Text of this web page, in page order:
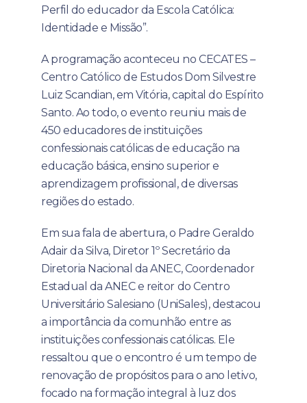
Perfil do educador da Escola Católica:
Identidade e Missão”.
A programação aconteceu no CECATES –
Centro Católico de Estudos Dom Silvestre
Luiz Scandian, em Vitória, capital do Espírito
Santo. Ao todo, o evento reuniu mais de
450 educadores de instituições
confessionais católicas de educação na
educação básica, ensino superior e
aprendizagem profissional, de diversas
regiões do estado.
Em sua fala de abertura, o Padre Geraldo
Adair da Silva, Diretor 1º Secretário da
Diretoria Nacional da ANEC, Coordenador
Estadual da ANEC e reitor do Centro
Universitário Salesiano (UniSales), destacou
a importância da comunhão entre as
instituições confessionais católicas. Ele
ressaltou que o encontro é um tempo de
renovação de propósitos para o ano letivo,
focado na formação integral à luz dos